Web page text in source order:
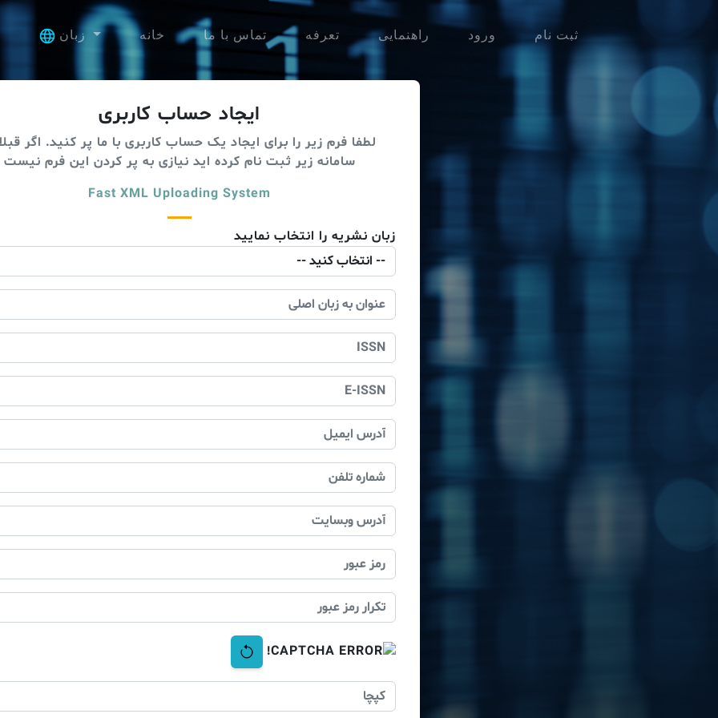
خانه تماس با ما تعرفه راهنمایی ورود ثبت نام
ایجاد حساب کاربری
لطفا فرم زیر را برای ایجاد یک حساب کاربری با ما پر کنید. اگر
سامانه زیر ثبت نام کرده اید نیازی به پر کردن این فرم نیست
Fast XML Uploading System
زبان نشریه را انتخاب نمایید